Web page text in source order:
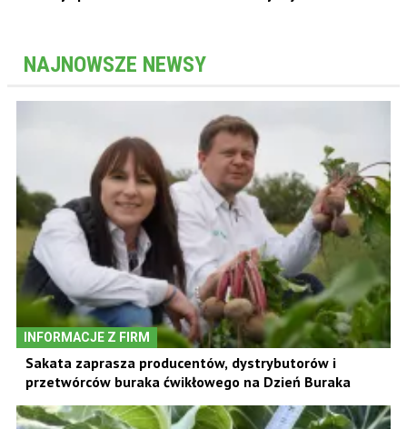
BAZAR I HURT
Redukcja plonu cebuli o 25% w Wielkiej Brytanii
NAJNOWSZE NEWSY